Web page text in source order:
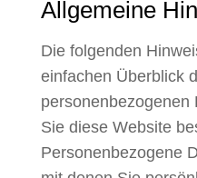
Allgemeine
Die folgenden
einfachen Überblick
personenbezogenen
Sie diese Website
Personenbezogene